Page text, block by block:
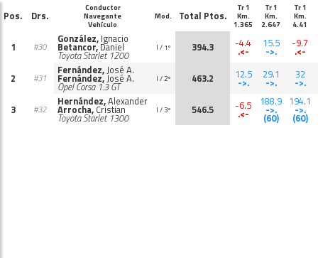
Pos. Drs.
Conductor
Navegante
Vehículo
Mod. Total Ptos.
Tr 1
Km.
1.365
Tr 1
Km.
2.647
Tr 1
Km.
4.41
1 #30
González, Ignacio
Betancor, Daniel
Toyota Starlet 1200
I / 1º 394.3 -4.4
.<-
15.5
->.
-9.7
.<-
2
#31
Fernández,José A.
Fernández,José A.
Opel Corsa 1.3 GT
I / 2º 463.2 12.5
->.
29.1
->.
32
->.
3
#32
Hernández,Alexander
Arrocha, Cristian
Toyota Starlet 1300
I / 3º 546.5 -6.5
.<-
188.9
->.
(60)
194.1
->.
(60)